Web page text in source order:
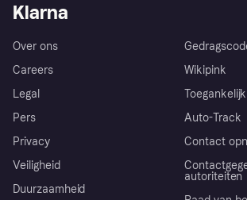
Klarna
Over ons
Careers
Legal
Pers
Privacy
Veiligheid
Duurzaamheid
Wikipink
Auto-Track
Contact
autoriteiten